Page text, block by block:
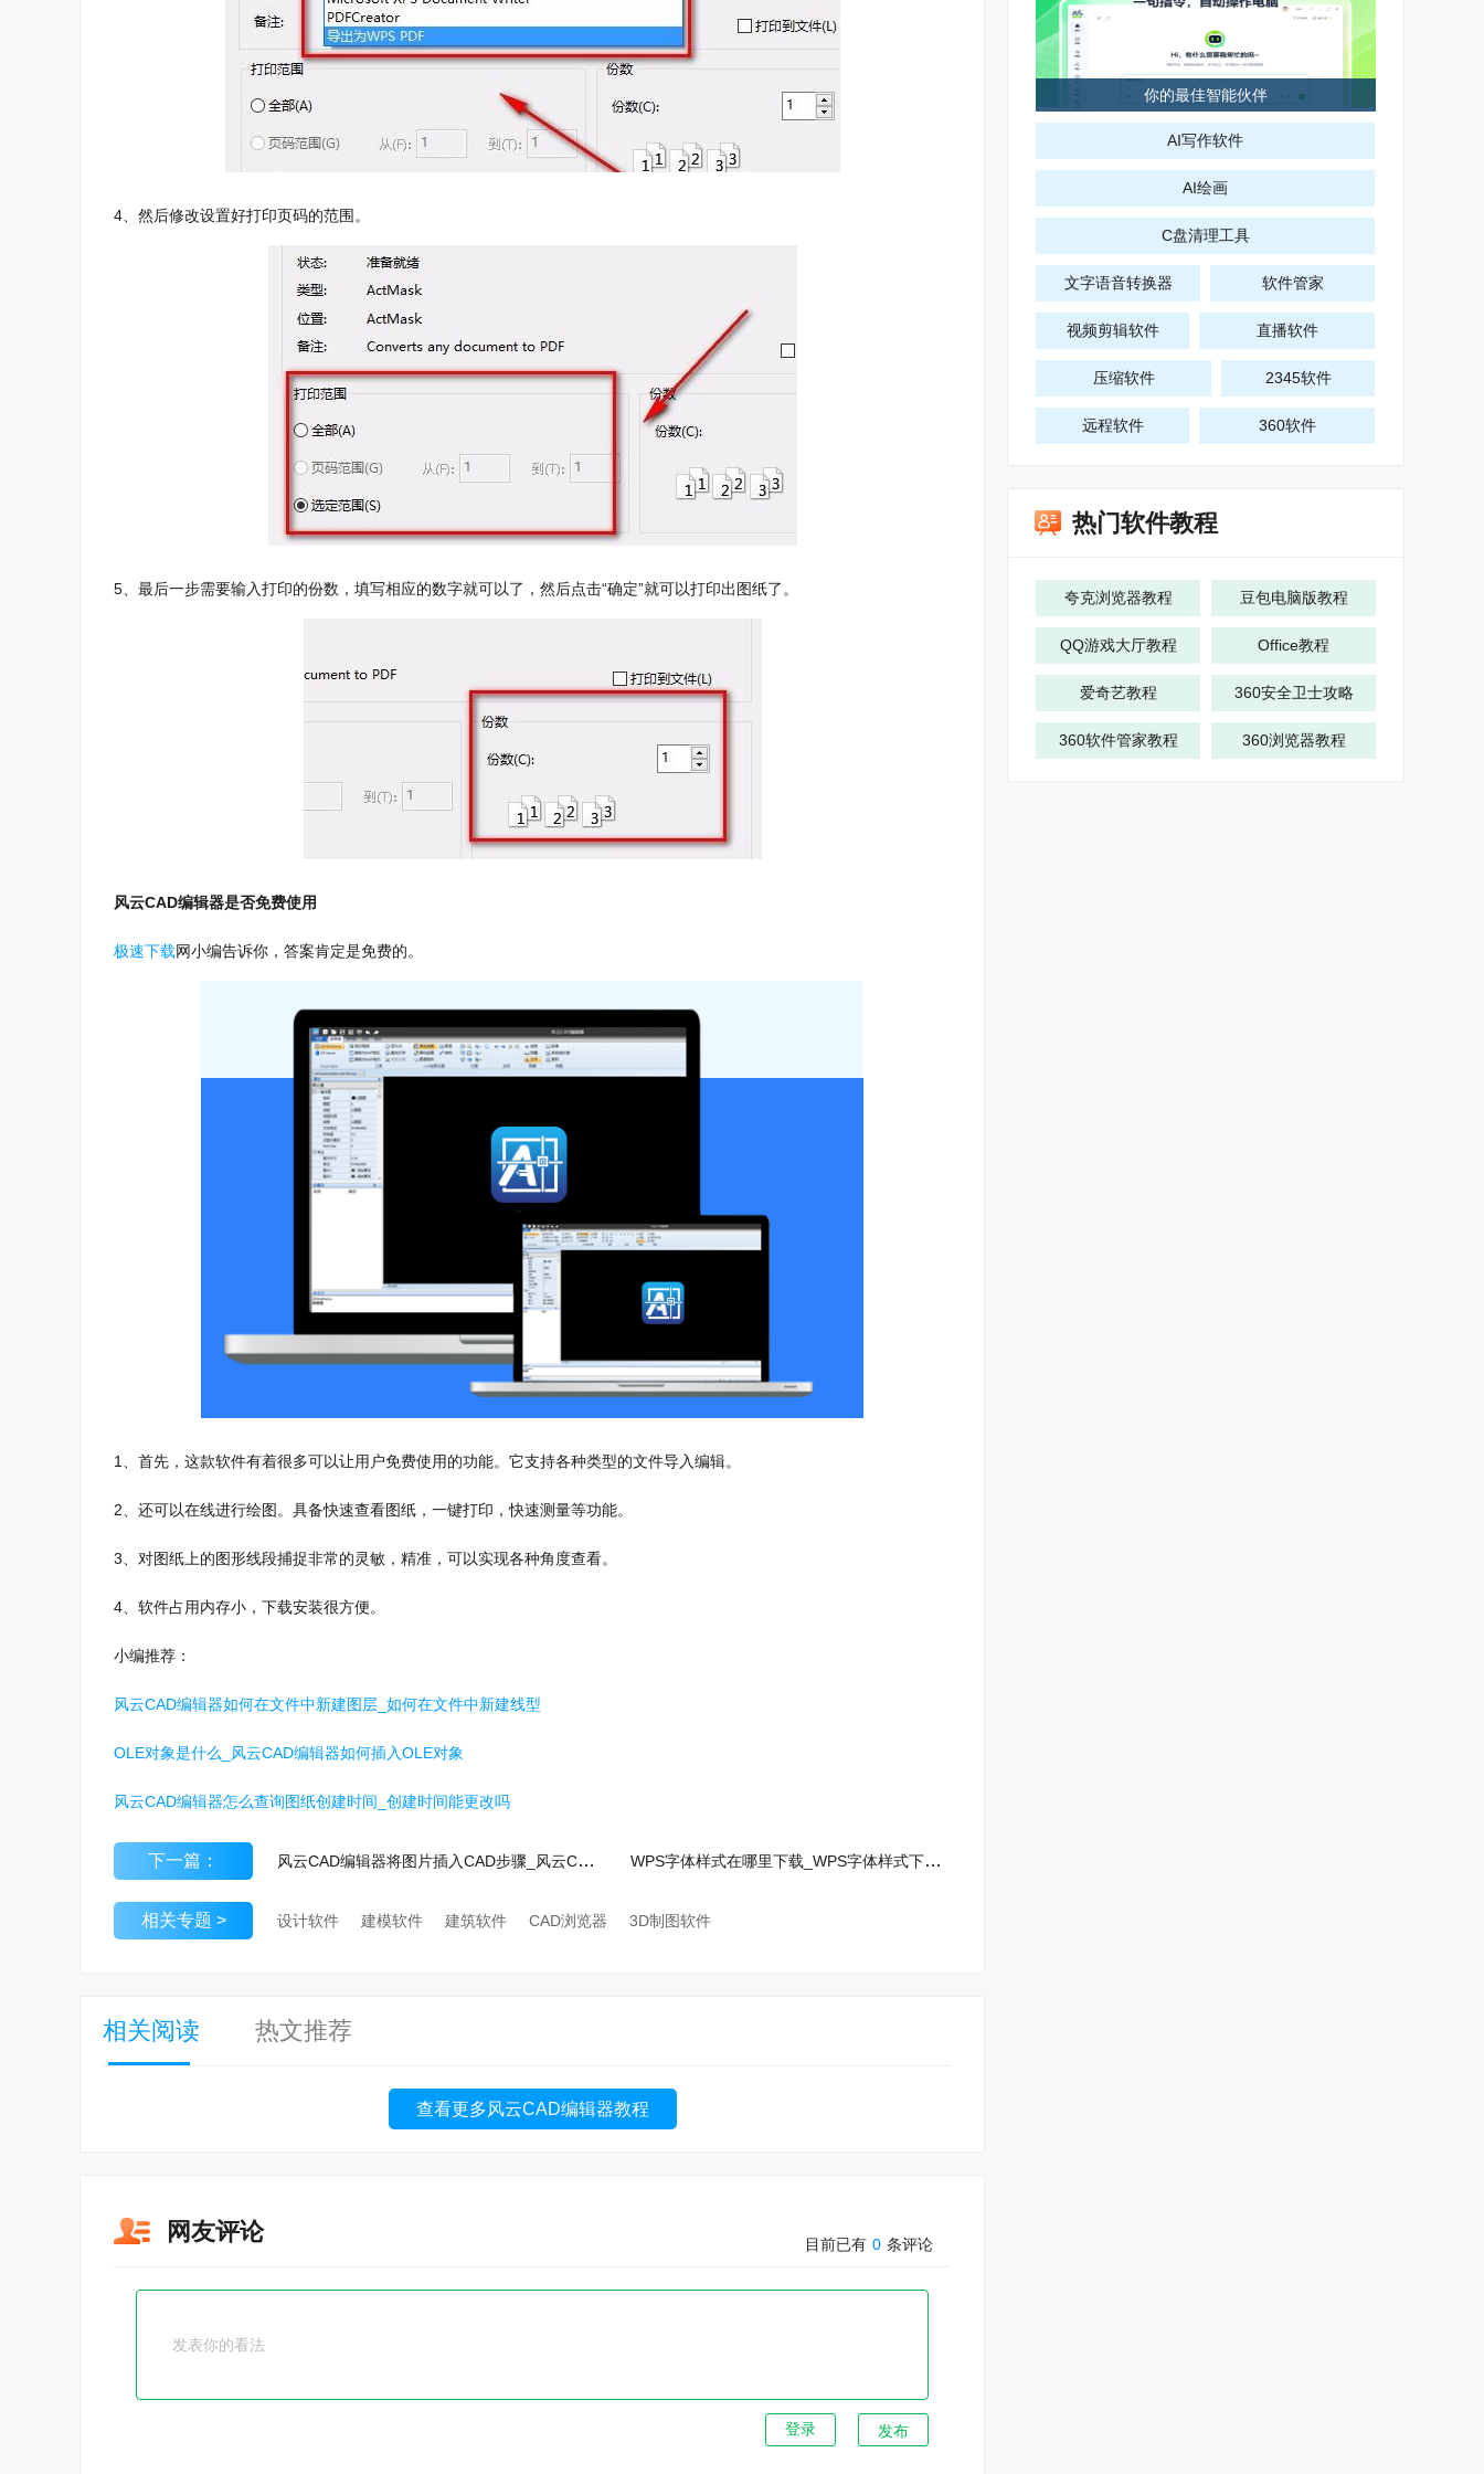
4、然后修改设置好打印页码的范围。
5、最后一步需要输入打印的份数，填写相应的数字就可以了，然后点击“确定”就可以打印出图纸了。
风云CAD编辑器是否免费使用
极速下载网小编告诉你，答案肯定是免费的。
1、首先，这款软件有着很多可以让用户免费使用的功能。它支持各种类型的文件导入编辑。
2、还可以在线进行绘图。具备快速查看图纸，一键打印，快速测量等功能。
3、对图纸上的图形线段捕捉非常的灵敏，精准，可以实现各种角度查看。
4、软件占用内存小，下载安装很方便。
小编推荐：
风云CAD编辑器如何在文件中新建图层_如何在文件中新建线型
OLE对象是什么_风云CAD编辑器如何插入OLE对象
风云CAD编辑器怎么查询图纸创建时间_创建时间能更改吗
下一篇： 风云CAD编辑器将图片插入CAD步骤_风云CAD编辑器如何快速插入图片 WPS字体样式在哪里下载_WPS字体样式下载教程
相关专题 > 设计软件 建模软件 建筑软件 CAD浏览器 3D制图软件
相关阅读 热文推荐
查看更多风云CAD编辑器教程
网友评论 目前已有 0 条评论
发布
你的最佳智能伙伴
AI写作软件
AI绘画
C盘清理工具
文字语音转换器 软件管家
视频剪辑软件 直播软件
压缩软件 2345软件
远程软件 360软件
热门软件教程
夸克浏览器教程 豆包电脑版教程
QQ游戏大厅教程 Office教程
爱奇艺教程 360安全卫士攻略
360软件管家教程 360浏览器教程